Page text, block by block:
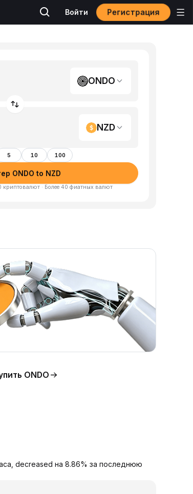
Войти Регистрация
ONDO
NZD
5 10 100
ONDO to NZD
криптовалют · Более 40 фиатных валют
ONDO
decreased на 8.86% за последнюю